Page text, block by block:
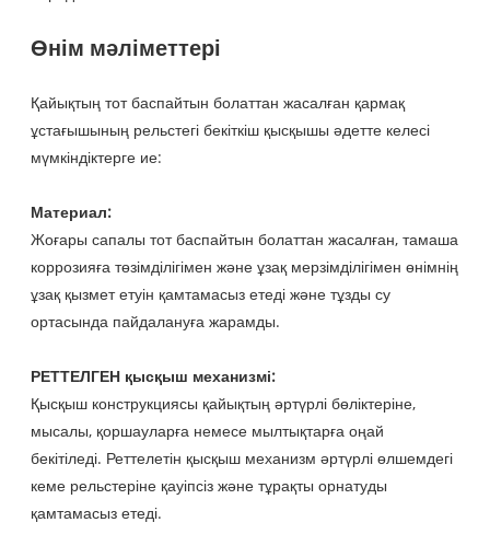
Өнім мәліметтері
Қайықтың тот баспайтын болаттан жасалған қармақ
ұстағышының рельстегі бекіткіш қысқышы әдетте келесі
мүмкіндіктерге ие:
Материал:
Жоғары сапалы тот баспайтын болаттан жасалған, тамаша
коррозияға төзімділігімен және ұзақ мерзімділігімен өнімнің
ұзақ қызмет етуін қамтамасыз етеді және тұзды су
ортасында пайдалануға жарамды.
РЕТТЕЛГЕН қысқыш механизмі:
Қысқыш конструкциясы қайықтың әртүрлі бөліктеріне,
мысалы, қоршауларға немесе мылтықтарға оңай
бекітіледі. Реттелетін қысқыш механизм әртүрлі өлшемдегі
кеме рельстеріне қауіпсіз және тұрақты орнатуды
қамтамасыз етеді.